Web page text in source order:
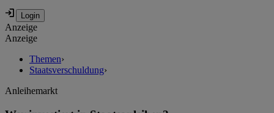
Anzeige
Anzeige
Themen›
Staatsverschuldung›
Anleihemarkt